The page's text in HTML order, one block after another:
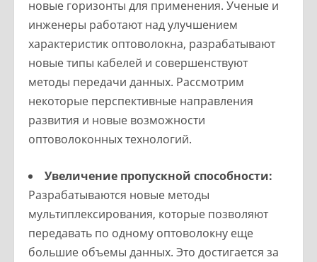
новые горизонты для применения. Ученые и
инженеры работают над улучшением
характеристик оптоволокна, разрабатывают
новые типы кабелей и совершенствуют
методы передачи данных. Рассмотрим
некоторые перспективные направления
развития и новые возможности
оптоволоконных технологий.
Увеличение пропускной способности:
Разрабатываются новые методы
мультиплексирования, которые позволяют
передавать по одному оптоволокну еще
большие объемы данных. Это достигается за